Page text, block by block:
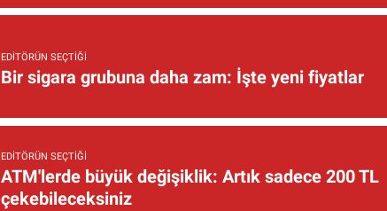
EDITÖRÜN SEÇTIĞI
Bir sigara grubuna daha zam: İşte yeni fiyatlar
EDITÖRÜN SEÇTIĞI
ATM'lerde büyük değişiklik: Artık sadece 200 TL
çekebileceksiniz